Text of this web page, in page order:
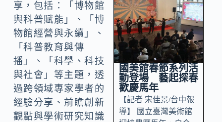
享，包括：「博物館
與科普賦能」、「博
物館經營與永續」、
「科普教育與傳
播」、「科學、科技
與社會」等主題，透
過跨領域專家學者的
經驗分享、前瞻創新
觀點與學術研究知識
國美館春節系列活
動登場 藝起探春
歡慶馬年
【記者 宋佳景/台中報
導】 國立臺灣美術館